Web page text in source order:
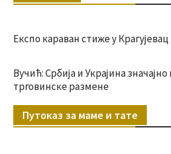
Експо караван стиже у Крагујевац
Вучић: Србија и Украјина
трговинске размене
Путоказ за маме и тате